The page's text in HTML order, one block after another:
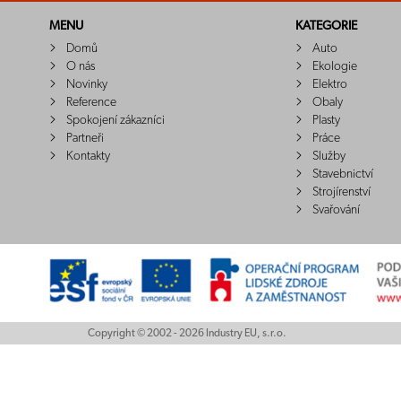
MENU
Domů
O nás
Novinky
Reference
Spokojení zákazníci
Partneři
Kontakty
KATEGORIE
Auto
Ekologie
Elektro
Obaly
Plasty
Práce
Služby
Stavebnictví
Strojírenství
Svařování
Copyright © 2002 - 2026 Industry EU, s.r.o.